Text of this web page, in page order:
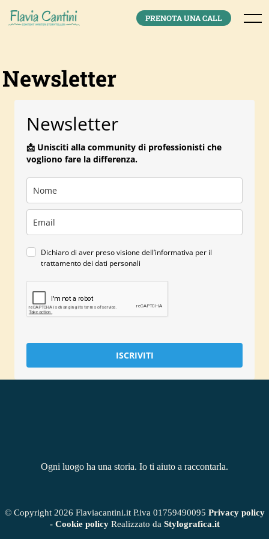
content
Menu
PRENOTA UNA CALL
Newsletter
Newsletter
📩 Unisciti alla community di professionisti che
vogliono fare la differenza.
Dichiaro di aver preso visione dell’informativa per il
trattamento dei dati personali
ISCRIVITI
Ogni luogo ha una storia. Io ti aiuto a raccontarla.
© Copyright 2026 Flaviacantini.it P.iva 01759490095 Privacy policy
- Cookie policyRealizzato da Stylografica.it